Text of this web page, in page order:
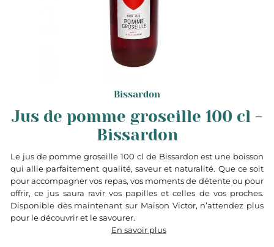
Bissardon
Jus de pomme groseille 100 cl -
Bissardon
Le jus de pomme groseille 100 cl de Bissardon est une boisson
qui allie parfaitement qualité, saveur et naturalité. Que ce soit
pour accompagner vos repas, vos moments de détente ou pour
offrir, ce jus saura ravir vos papilles et celles de vos proches.
Disponible dès maintenant sur Maison Victor, n’attendez plus
pour le découvrir et le savourer.
En savoir plus